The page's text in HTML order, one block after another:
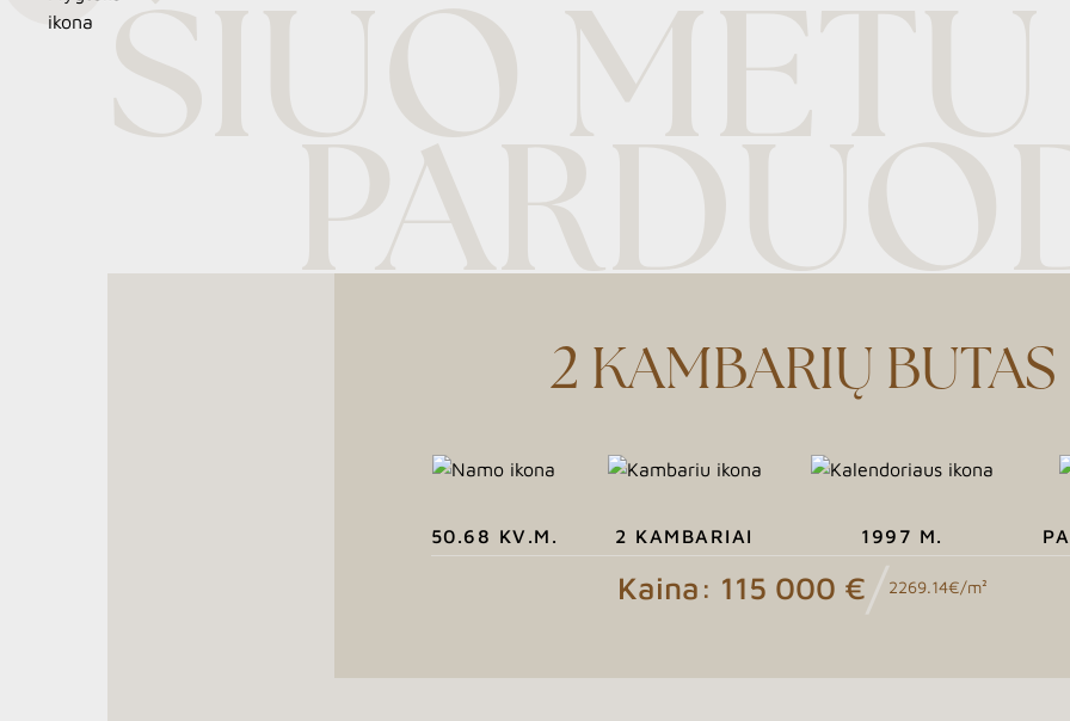
ŠIUO METU
2 KAMBARIŲ BUTAS
50.68 KV.M. 2 KAMBARIAI 1997 M.
Kaina: 115 000 €/2269.14€/m²